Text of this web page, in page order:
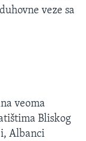
veze sa
veoma
Bliskog
Albanci